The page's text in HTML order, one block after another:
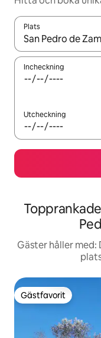
Plats
När resultaten är
Incheckning
Utcheckning
Gäster håller med:
Gästfavorit
Gästfavorit